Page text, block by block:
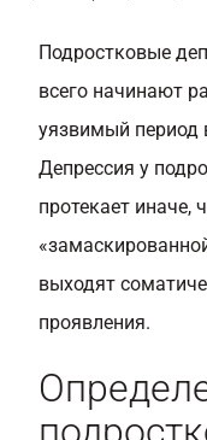
Подростковые
всего начинают
уязвимый период
Депрессия у
протекает
выходят
проявления.